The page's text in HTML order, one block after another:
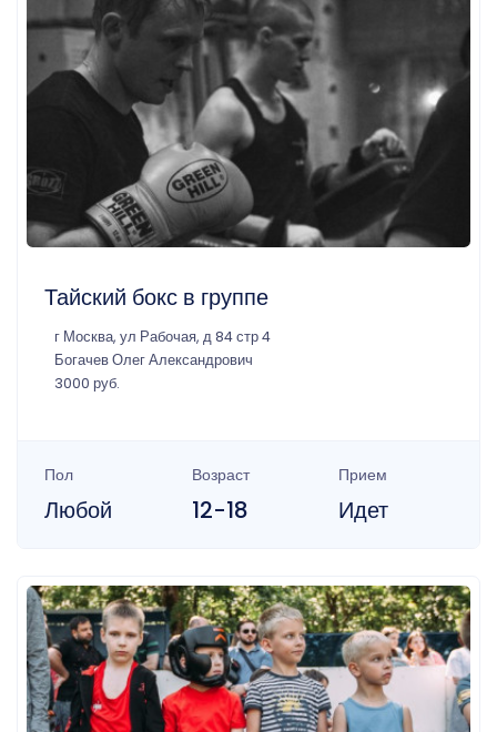
Тайский бокс в группе
г Москва, ул Рабочая, д 84 стр 4
Богачев Олег Александрович
3000 руб.
Пол
Любой
Возраст
12-18
Прием
Идет